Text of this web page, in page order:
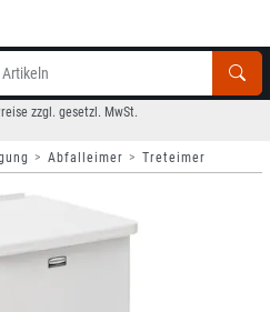
zzgl. gesetzl. MwSt.
Abfalleimer Treteimer